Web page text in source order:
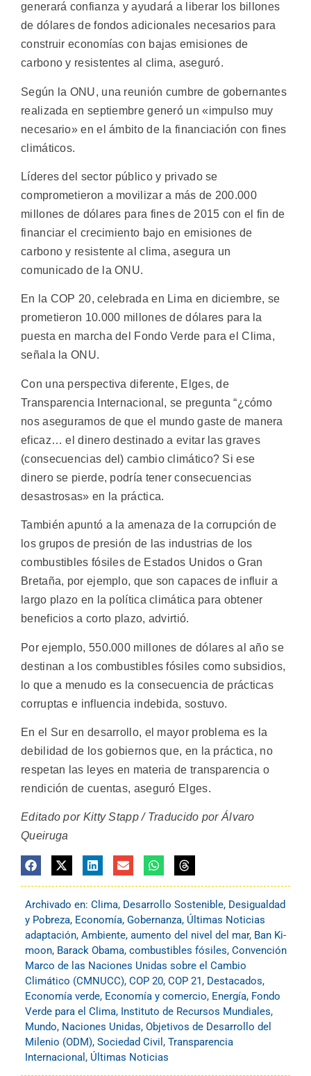
generará confianza y ayudará a liberar los billones
de dólares de fondos adicionales necesarios para
construir economías con bajas emisiones de
carbono y resistentes al clima, aseguró.
Según la ONU, una reunión cumbre de gobernantes
realizada en septiembre generó un «impulso muy
necesario» en el ámbito de la financiación con fines
climáticos.
Líderes del sector público y privado se
comprometieron a movilizar a más de 200.000
millones de dólares para fines de 2015 con el fin de
financiar el crecimiento bajo en emisiones de
carbono y resistente al clima, asegura un
comunicado de la ONU.
En la COP 20, celebrada en Lima en diciembre, se
prometieron 10.000 millones de dólares para la
puesta en marcha del Fondo Verde para el Clima,
señala la ONU.
Con una perspectiva diferente, Elges, de
Transparencia Internacional, se pregunta “¿cómo
nos aseguramos de que el mundo gaste de manera
eficaz… el dinero destinado a evitar las graves
(consecuencias del) cambio climático? Si ese
dinero se pierde, podría tener consecuencias
desastrosas» en la práctica.
También apuntó a la amenaza de la corrupción de
los grupos de presión de las industrias de los
combustibles fósiles de Estados Unidos o Gran
Bretaña, por ejemplo, que son capaces de influir a
largo plazo en la política climática para obtener
beneficios a corto plazo, advirtió.
Por ejemplo, 550.000 millones de dólares al año se
destinan a los combustibles fósiles como subsidios,
lo que a menudo es la consecuencia de prácticas
corruptas e influencia indebida, sostuvo.
En el Sur en desarrollo, el mayor problema es la
debilidad de los gobiernos que, en la práctica, no
respetan las leyes en materia de transparencia o
rendición de cuentas, aseguró Elges.
Editado por Kitty Stapp / Traducido por Álvaro
Queiruga
Archivado en: Clima, Desarrollo Sostenible, Desigualdad
y Pobreza, Economía, Gobernanza, Últimas Noticias
adaptación, Ambiente, aumento del nivel del mar, Ban Ki-
moon, Barack Obama, combustibles fósiles, Convención
Marco de las Naciones Unidas sobre el Cambio
Climático (CMNUCC), COP 20, COP 21, Destacados,
Economía verde, Economía y comercio, Energía, Fondo
Verde para el Clima, Instituto de Recursos Mundiales,
Mundo, Naciones Unidas, Objetivos de Desarrollo del
Milenio (ODM), Sociedad Civil , Transparencia
Internacional , Últimas Noticias